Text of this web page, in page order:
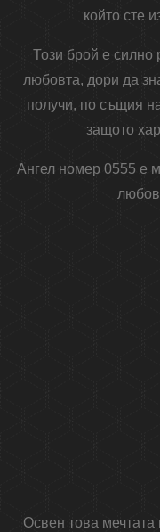
който сте
Този брой е силно
любовта, дори да
получи, по същия
защото
Ангел номер 0555 е
Освен това